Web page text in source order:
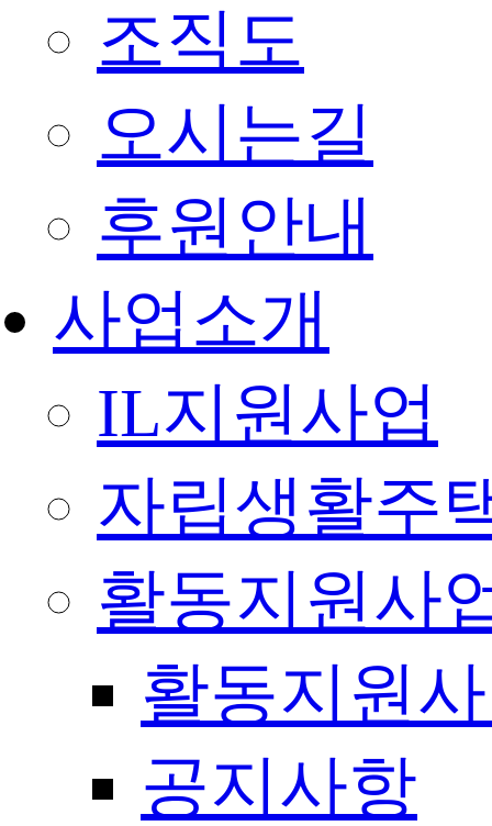
조직도
오시는길
후원안내
사업소개
IL지원사업
자립생활주
활동지원사
활동지원
공지사항